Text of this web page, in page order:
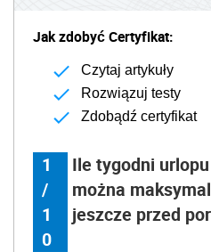
Jak zdobyć Certyfikat:
Czytaj artykuły
Rozwiązuj testy
Zdobądź certyfikat
1
/
1
0
Ile tygodni
można
jeszcze przed